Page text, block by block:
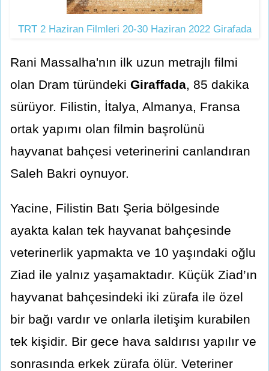
TRT 2 Haziran Filmleri 20-30 Haziran 2022 Girafada
Rani Massalha'nın ilk uzun metrajlı filmi
olan Dram türündeki Giraffada, 85 dakika
sürüyor. Filistin, İtalya, Almanya, Fransa
ortak yapımı olan filmin başrolünü
hayvanat bahçesi veterinerini canlandıran
Saleh Bakri oynuyor.
Yacine, Filistin Batı Şeria bölgesinde
ayakta kalan tek hayvanat bahçesinde
veterinerlik yapmakta ve 10 yaşındaki oğlu
Ziad ile yalnız yaşamaktadır. Küçük Ziad’ın
hayvanat bahçesindeki iki zürafa ile özel
bir bağı vardır ve onlarla iletişim kurabilen
tek kişidir. Bir gece hava saldırısı yapılır ve
sonrasında erkek zürafa ölür. Veteriner